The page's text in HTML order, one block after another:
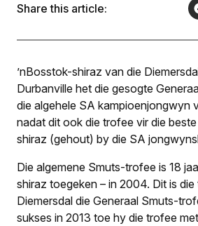
Share this article:
’nBosstok-shiraz van die
Durbanville het die gesogte
die algehele SA kampioenjong­wyn
nadat dit ook die trofee vir die
shiraz (gehout) by die SA
Die algemene Smuts-trofee is 18
shiraz toegeken – in 2004. Dit is
Diemersdal die Generaal Smuts-
sukses in 2013 toe hy die trofee